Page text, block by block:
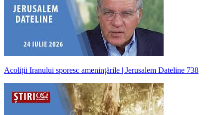
Acoliții Iranului sporesc amenințările | Jerusalem Dateline 738